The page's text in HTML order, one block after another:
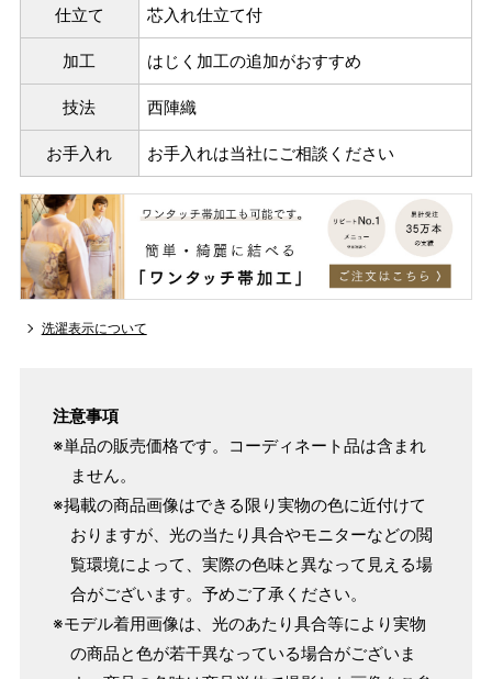
仕立て 芯入れ仕立て付
加工 はじく加工の追加がおすすめ
技法 西陣織
お手入れ お手入れは当社にご相談ください
洗濯表示について
注意事項
※単品の販売価格です。コーディネート品は含まれ
ません。
※掲載の商品画像はできる限り実物の色に近付けて
おりますが、光の当たり具合やモニターなどの閲
覧環境によって、実際の色味と異なって見える場
合がございます。予めご了承ください。
※モデル着用画像は、光のあたり具合等により実物
の商品と色が若干異なっている場合がございま